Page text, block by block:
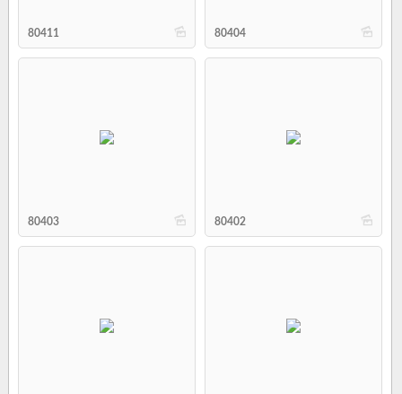
b
80411 b
80404
b
80403 b
80402